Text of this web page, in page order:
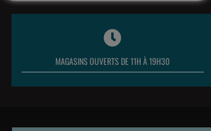
MAGASINS OUVERTS DE 11H À 19H30